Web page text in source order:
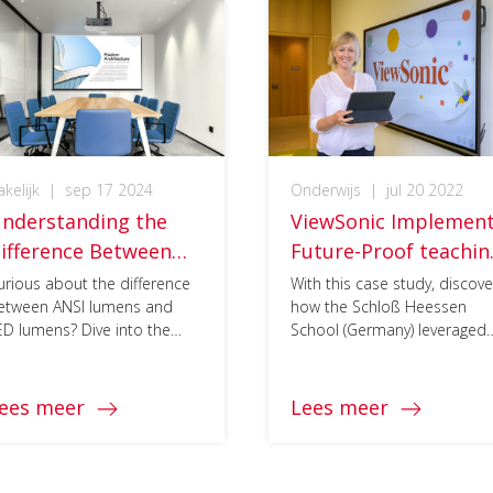
| sep 17 2024
the
Between
Lumens and LED
about the difference
ANSI lumens and
lumens? Dive into the
meer
Onderwijs | jul 20 2022
ViewSonic
Future-Proof
at Schloß Heessen
School
With this case study,
how the Schloß Heessen
School (Germany) leveraged
Lees meer